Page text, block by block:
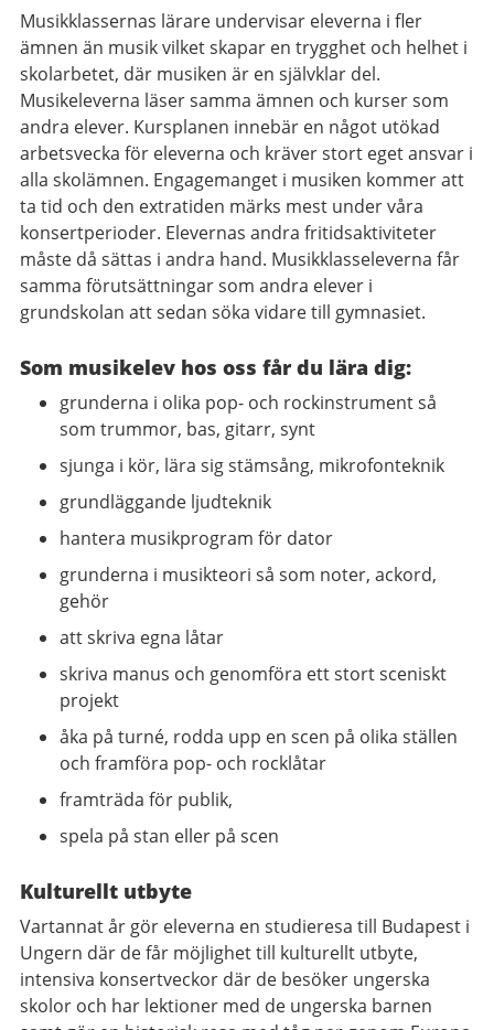
Musikklassernas lärare undervisar eleverna i fler
ämnen än musik vilket skapar en trygghet och helhet i
skolarbetet, där musiken är en självklar del.
Musikeleverna läser samma ämnen och kurser som
andra elever. Kursplanen innebär en något utökad
arbetsvecka för eleverna och kräver stort eget ansvar i
alla skolämnen. Engagemanget i musiken kommer att
ta tid och den extratiden märks mest under våra
konsertperioder. Elevernas andra fritidsaktiviteter
måste då sättas i andra hand. Musikklasseleverna får
samma förutsättningar som andra elever i
grundskolan att sedan söka vidare till gymnasiet.
Som musikelev hos oss får du lära dig:
grunderna i olika pop- och rockinstrument så
som trummor, bas, gitarr, synt
sjunga i kör, lära sig stämsång, mikrofonteknik
grundläggande ljudteknik
hantera musikprogram för dator
grunderna i musikteori så som noter, ackord,
gehör
att skriva egna låtar
skriva manus och genomföra ett stort sceniskt
projekt
åka på turné, rodda upp en scen på olika ställen
och framföra pop- och rocklåtar
framträda för publik,
spela på stan eller på scen
Kulturellt utbyte
Vartannat år gör eleverna en studieresa till Budapest i
Ungern där de får möjlighet till kulturellt utbyte,
intensiva konsertveckor där de besöker ungerska
skolor och har lektioner med de ungerska barnen